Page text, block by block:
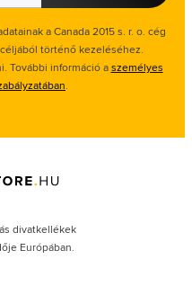
a Canada 2015 s. r. o. cég
történő kezeléséhez.
További információ aszemélyes
.
divatkellékek
Európában.